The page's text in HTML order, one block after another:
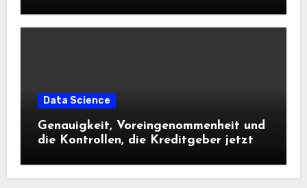
Data Science
Genauigkeit, Voreingenommenheit und
die Kontrollen, die Kreditgeber jetzt